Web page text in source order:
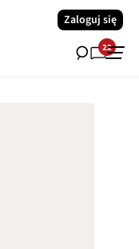
Zaloguj się
22